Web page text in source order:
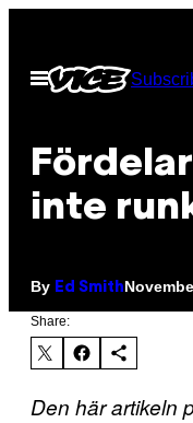
content
Open
Menu
inte
By Ed Smith
Share:
Den här artikeln